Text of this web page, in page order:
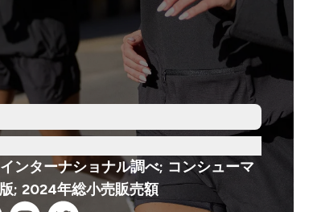
ンターナショナル調べ; コンシューマ
; 2024年総小売販売額